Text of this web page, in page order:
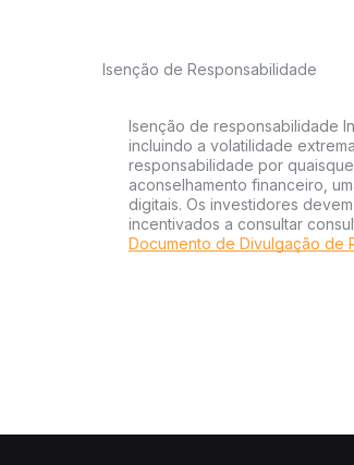
Isenção de Responsabilidade
Isenção de responsabilidade
incluindo a volatilidade
responsabilidade por
aconselhamento financeiro,
digitais. Os investidores
incentivados a consultar
Documento de Divulgação de